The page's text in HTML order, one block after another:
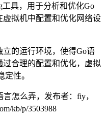
具，用于分析和优化Go
拟机中配置和优化网络设
的运行环境，使得Go语
合理的配置和优化，虚拟
性。
怎么弄，发布者：fiy，
kb/p/3503988